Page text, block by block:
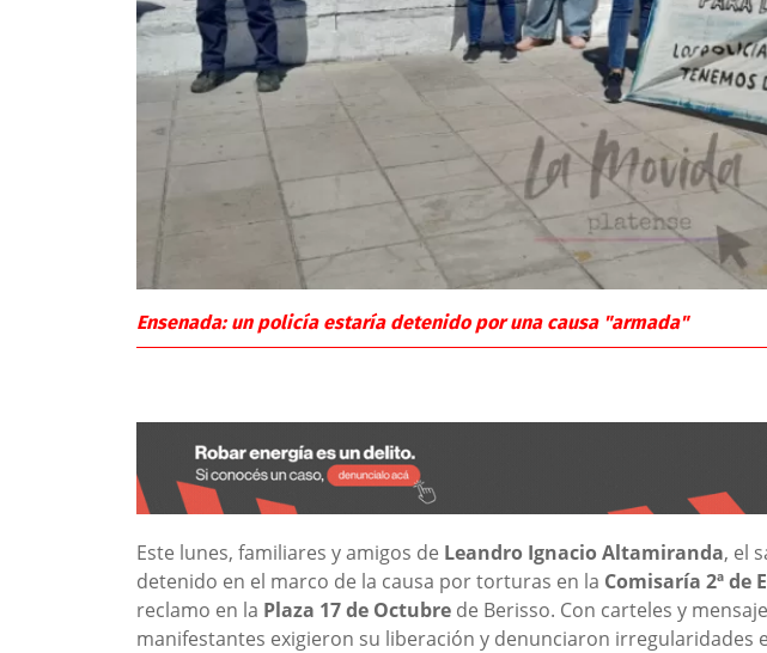
Ensenada: un policía estaría detenido por una causa "armada"
Este lunes, familiares y amigos de Leandro Ignacio Altamiranda, el
detenido en el marco de la causa por torturas en la Comisaría 2ª de
reclamo en la Plaza 17 de Octubre de Berisso. Con carteles y
manifestantes exigieron su liberación y denunciaron irregularidades